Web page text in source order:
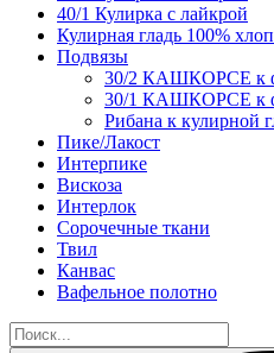
40/1 Кулирка с лайкрой
Кулирная гладь 100%
Подвязы
30/2 КАШКОРСЕ к
30/1 КАШКОРСЕ к
Рибана к кулирной
Пике/Лакост
Интерпике
Вискоза
Интерлок
Сорочечные ткани
Твил
Канвас
Вафельное полотно